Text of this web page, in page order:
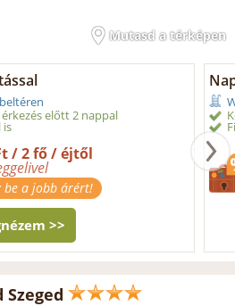
Mutasd a térképen
beltéren
előtt 2 nappal
is
/ 2 fő / éjtől
be a jobb árért!
>>
Szeged